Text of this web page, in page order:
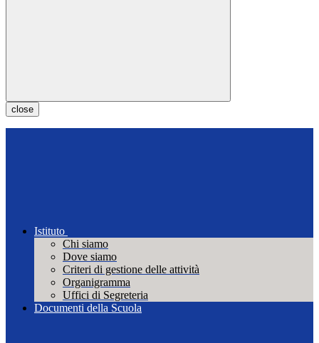
close
Istituto
Chi siamo
Dove siamo
Criteri di gestione delle attività
Organigramma
Uffici di Segreteria
Documenti della Scuola